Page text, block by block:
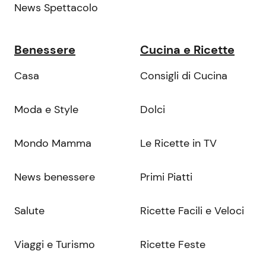
News Spettacolo
Benessere
Casa
Moda e Style
Mondo Mamma
News benessere
Salute
Viaggi e Turismo
Cucina e Ricette
Consigli di Cucina
Dolci
Le Ricette in TV
Primi Piatti
Ricette Facili e Veloci
Ricette Feste